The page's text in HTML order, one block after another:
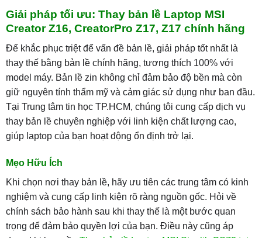
Giải pháp tối ưu: Thay bản lề Laptop MSI
Creator Z16, CreatorPro Z17, Z17 chính hãng
Để khắc phục triệt để vấn đề bản lề, giải pháp tốt nhất là
thay thế bằng bản lề chính hãng, tương thích 100% với
model máy. Bản lề zin không chỉ đảm bảo độ bền mà còn
giữ nguyên tính thẩm mỹ và cảm giác sử dụng như ban đầu.
Tại Trung tâm tin học TP.HCM, chúng tôi cung cấp dịch vụ
thay bản lề chuyên nghiệp với linh kiện chất lượng cao,
giúp laptop của bạn hoạt động ổn định trở lại.
Mẹo Hữu Ích
Khi chọn nơi thay bản lề, hãy ưu tiên các trung tâm có kinh
nghiệm và cung cấp linh kiện rõ ràng nguồn gốc. Hỏi về
chính sách bảo hành sau khi thay thế là một bước quan
trọng để đảm bảo quyền lợi của bạn. Điều này cũng áp